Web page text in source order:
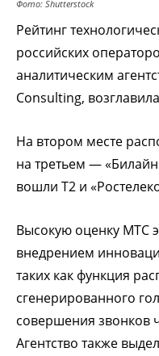
Фото: Shutterstock
Рейтинг
российских
аналитическим
Consulting,
На втором месте
на третьем —
вошли Т2 и
Высокую оценку МТС
внедрением
таких как функция
сгенерированного
совершения звонков
Агентство также